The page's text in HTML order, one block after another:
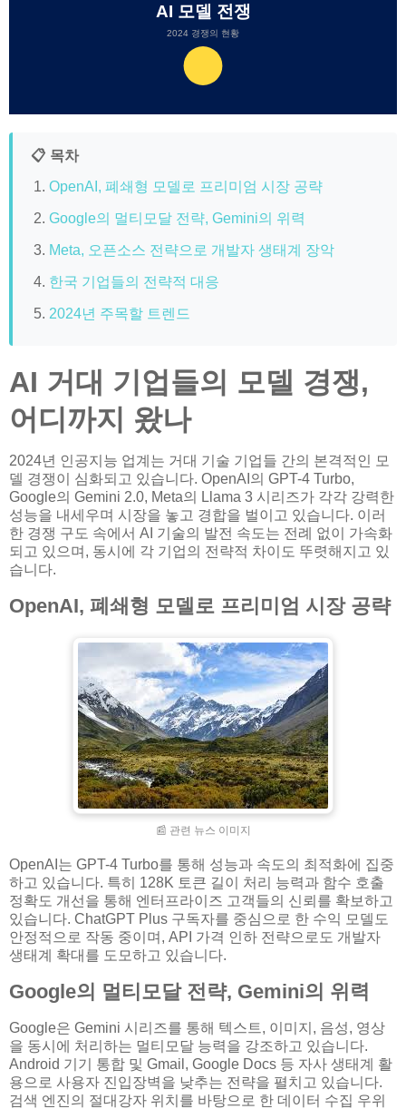
AI 모델 전쟁
2024 경쟁의 현황
📋 목차
OpenAI, 폐쇄형 모델로 프리미엄 시장 공략
Google의 멀티모달 전략, Gemini의 위력
Meta, 오픈소스 전략으로 개발자 생태계 장악
한국 기업들의 전략적 대응
2024년 주목할 트렌드
AI 거대 기업들의 모델 경쟁,
어디까지 왔나
2024년 인공지능 업계는 거대 기술 기업들 간의 본격적인 모
델 경쟁이 심화되고 있습니다. OpenAI의 GPT-4 Turbo,
Google의 Gemini 2.0, Meta의 Llama 3 시리즈가 각각 강력한
성능을 내세우며 시장을 놓고 경합을 벌이고 있습니다. 이러
한 경쟁 구도 속에서 AI 기술의 발전 속도는 전례 없이 가속화
되고 있으며, 동시에 각 기업의 전략적 차이도 뚜렷해지고 있
습니다.
OpenAI, 폐쇄형 모델로 프리미엄 시장 공략
📰 관련 뉴스 이미지
OpenAI는 GPT-4 Turbo를 통해 성능과 속도의 최적화에 집중
하고 있습니다. 특히 128K 토큰 길이 처리 능력과 함수 호출
정확도 개선을 통해 엔터프라이즈 고객들의 신뢰를 확보하고
있습니다. ChatGPT Plus 구독자를 중심으로 한 수익 모델도
안정적으로 작동 중이며, API 가격 인하 전략으로도 개발자
생태계 확대를 도모하고 있습니다.
Google의 멀티모달 전략, Gemini의 위력
Google은 Gemini 시리즈를 통해 텍스트, 이미지, 음성, 영상
을 동시에 처리하는 멀티모달 능력을 강조하고 있습니다.
Android 기기 통합 및 Gmail, Google Docs 등 자사 생태계 활
용으로 사용자 진입장벽을 낮추는 전략을 펼치고 있습니다.
검색 엔진의 절대강자 위치를 바탕으로 한 데이터 수집 우위